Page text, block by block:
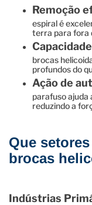
Remoção
espiral é
terra para fora
brocas
profundos do
Ação de
parafuso ajuda
reduzindo a
Que
brocas
Indústrias